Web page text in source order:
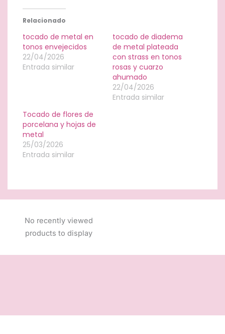
Relacionado
tocado de metal en
tonos envejecidos
22/04/2026
Entrada similar
tocado de diadema
de metal plateada
con strass en tonos
rosas y cuarzo
ahumado
22/04/2026
Entrada similar
Tocado de flores de
porcelana y hojas de
metal
25/03/2026
Entrada similar
No recently viewed
products to display